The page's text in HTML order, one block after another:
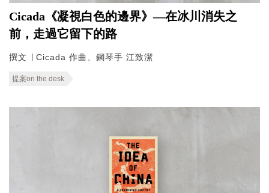
Cicada《凝視白色的邊界》—在冰川消失之
前，走過它留下的路
撰文 ∣ Cicada 作曲、鋼琴手 江致潔
提案on the desk